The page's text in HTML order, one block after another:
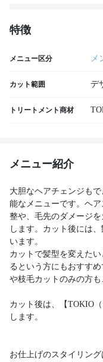
特徴
メニュー区分 メ
カット範囲 デ
トリートメント商材
メニュー紹介
大胆なヘアチェンジも
能なメニューです。ヘ
整や、毛先のダメージ
します。カット後には
います。
カットで髪型を変えた
るという方にもおすす
や枝毛カットのみの方も
カット後は、【TOKIO
します。
お仕上げのスタイリン